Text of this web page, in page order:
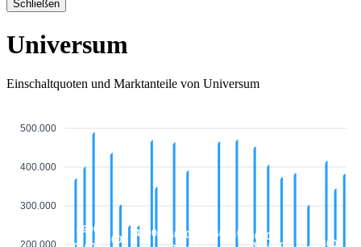
Schließen
Universum
Einschaltquoten und Marktanteile von Universum
500.000
400.000
300.000
200.000
490000
437000
470000464000 466000
471000453000
416000